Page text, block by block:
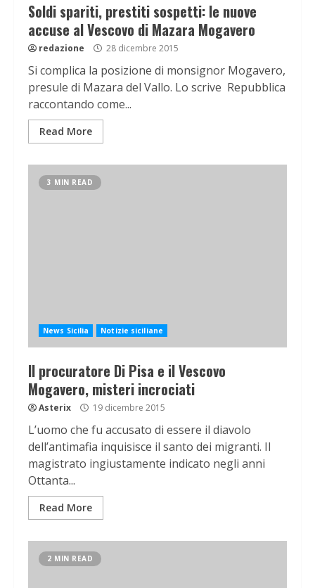
Soldi spariti, prestiti sospetti: le nuove
accuse al Vescovo di Mazara Mogavero
redazione 28 dicembre 2015
Si complica la posizione di monsignor Mogavero,
presule di Mazara del Vallo. Lo scrive Repubblica
raccontando come...
Read More
3 MIN READ
News Sicilia Notizie siciliane
Il procuratore Di Pisa e il Vescovo
Mogavero, misteri incrociati
Asterix 19 dicembre 2015
L’uomo che fu accusato di essere il diavolo
dell’antimafia inquisisce il santo dei migranti. Il
magistrato ingiustamente indicato negli anni
Ottanta...
Read More
2 MIN READ